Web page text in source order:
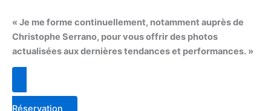
« Je me forme continuellement, notamment auprès de
Christophe Serrano, pour vous offrir des photos
actualisées aux dernières tendances et performances. »
Réservation